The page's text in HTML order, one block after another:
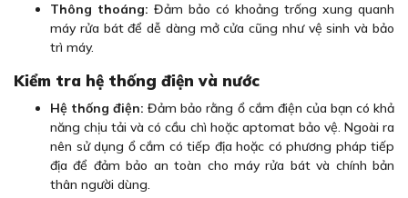
Thông thoáng: Đảm bảo có khoảng trống xung quanh
máy rửa bát để dễ dàng mở cửa cũng như vệ sinh và bảo
trì máy.
Kiểm tra hệ thống điện và nước
Hệ thống điện: Đảm bảo rằng ổ cắm điện của bạn có khả
năng chịu tải và có cầu chì hoặc aptomat bảo vệ. Ngoài ra
nên sử dụng ổ cắm có tiếp địa hoặc có phương pháp tiếp
địa để đảm bảo an toàn cho máy rửa bát và chính bản
thân người dùng.